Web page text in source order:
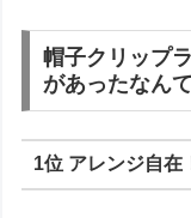
帽子クリップ
があったなんて
1位 アレンジ自在